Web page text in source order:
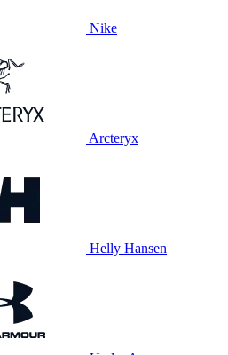
Nike
Arcteryx
Helly Hansen